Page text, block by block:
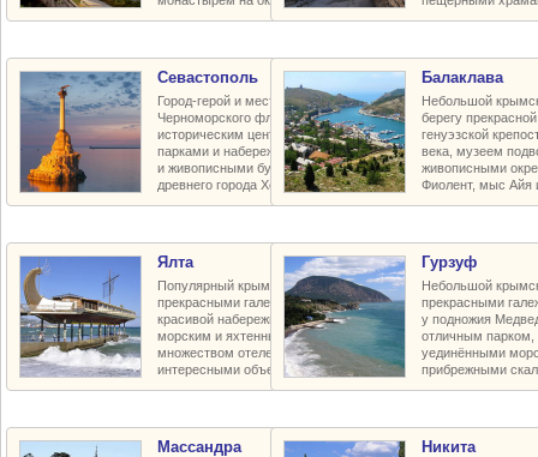
Севастополь
Город-герой и место базирования
Черноморского флота с красивым
историческим центром, улицами,
парками и набережными, пляжами
и живописными бухтами, руинами
древнего города Херсонес
Балаклава
Небольшой
берегу
генуэзской
века, музеем
живописными
Фиолент, мыс Айя
Ялта
Популярный крымский курорт с
прекрасными галечными пляжами,
красивой набережной и парками,
морским и яхтенным портом,
множеством отелей и пансионатов,
интересными объектами в округе
Гурзуф
Небольшой
прекрасными
у подножия
отличным парком,
уединёнными
прибрежными
Массандра Никита